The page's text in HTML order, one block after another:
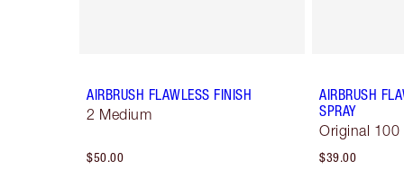
AIRBRUSH FLAWLESS FINISH
2 Medium
$50.00
AIRBRUSH
SPRAY
Original 100
$39.00